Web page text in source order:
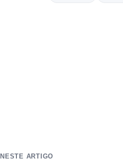
NESTE ARTIGO